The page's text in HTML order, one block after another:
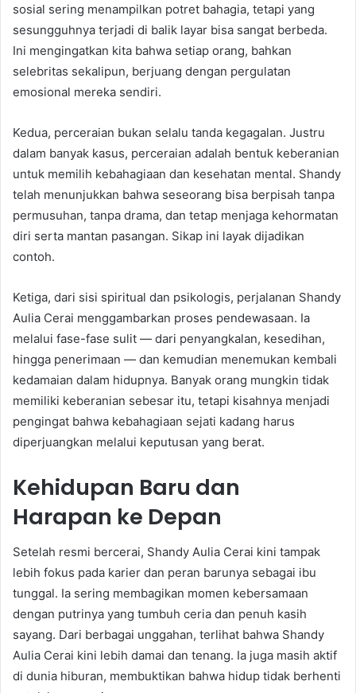
sosial sering menampilkan potret bahagia, tetapi yang
sesungguhnya terjadi di balik layar bisa sangat berbeda.
Ini mengingatkan kita bahwa setiap orang, bahkan
selebritas sekalipun, berjuang dengan pergulatan
emosional mereka sendiri.
Kedua, perceraian bukan selalu tanda kegagalan. Justru
dalam banyak kasus, perceraian adalah bentuk keberanian
untuk memilih kebahagiaan dan kesehatan mental. Shandy
telah menunjukkan bahwa seseorang bisa berpisah tanpa
permusuhan, tanpa drama, dan tetap menjaga kehormatan
diri serta mantan pasangan. Sikap ini layak dijadikan
contoh.
Ketiga, dari sisi spiritual dan psikologis, perjalanan Shandy
Aulia Cerai menggambarkan proses pendewasaan. Ia
melalui fase-fase sulit — dari penyangkalan, kesedihan,
hingga penerimaan — dan kemudian menemukan kembali
kedamaian dalam hidupnya. Banyak orang mungkin tidak
memiliki keberanian sebesar itu, tetapi kisahnya menjadi
pengingat bahwa kebahagiaan sejati kadang harus
diperjuangkan melalui keputusan yang berat.
Kehidupan Baru dan
Harapan ke Depan
Setelah resmi bercerai, Shandy Aulia Cerai kini tampak
lebih fokus pada karier dan peran barunya sebagai ibu
tunggal. Ia sering membagikan momen kebersamaan
dengan putrinya yang tumbuh ceria dan penuh kasih
sayang. Dari berbagai unggahan, terlihat bahwa Shandy
Aulia Cerai kini lebih damai dan tenang. Ia juga masih aktif
di dunia hiburan, membuktikan bahwa hidup tidak berhenti